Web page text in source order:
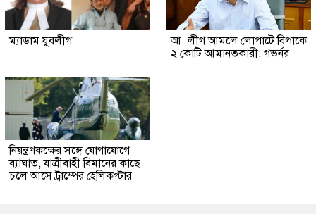
ম্যাডাম যুবলীগ
আ. লীগ আমলে লোপাটে বিপাকে
২ কোটি আমানতকারী: গভর্নর
নিয়ন্ত্রণকক্ষের সঙ্গে যোগাযোগে
ব্যাঘাত, যাত্রীবাহী বিমানের কাছে
চলে আসে ট্রাম্পের হেলিকপ্টার